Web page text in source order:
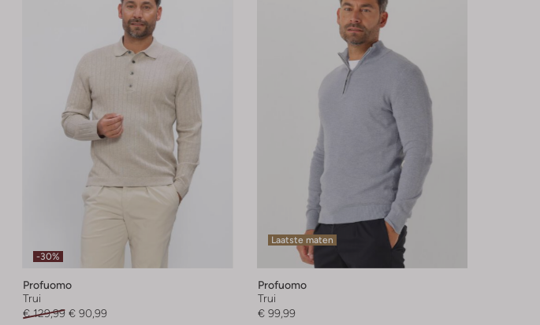
-30%
Profuomo
Trui
€ 129,99 € 90,99
Laatste maten
Profuomo
Trui
€ 99,99